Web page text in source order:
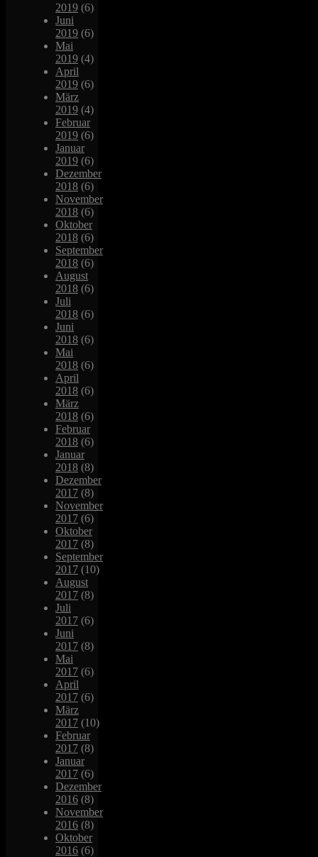
2019 (6)
Juni
2019 (6)
Mai
2019 (4)
April
2019 (6)
März
2019 (4)
Februar
2019 (6)
Januar
2019 (6)
Dezember
2018 (6)
November
2018 (6)
Oktober
2018 (6)
September
2018 (6)
August
2018 (6)
Juli
2018 (6)
Juni
2018 (6)
Mai
2018 (6)
April
2018 (6)
März
2018 (6)
Februar
2018 (6)
Januar
2018 (8)
Dezember
2017 (8)
November
2017 (6)
Oktober
2017 (8)
September
2017 (10)
August
2017 (8)
Juli
2017 (6)
Juni
2017 (8)
Mai
2017 (6)
April
2017 (6)
März
2017 (10)
Februar
2017 (8)
Januar
2017 (6)
Dezember
2016 (8)
November
2016 (8)
Oktober
2016 (6)